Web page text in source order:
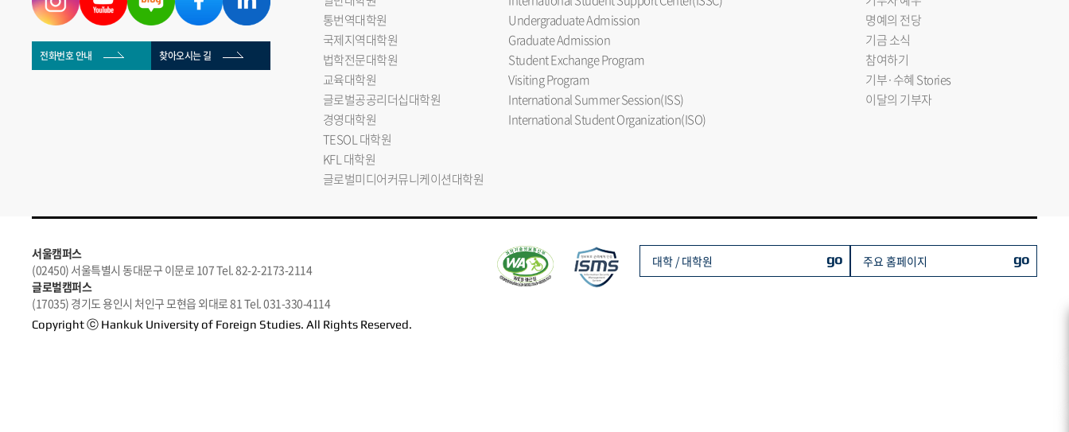
전화번호 안내 찾아오시는 길
통번역대학원
국제지역대학원
법학전문대학원
교육대학원
글로벌공공리더십대학원
경영대학원
TESOL 대학원
KFL 대학원
글로벌미디어커뮤니케이션대학원
Undergraduate Admission
Graduate Admission
Student Exchange Program
Visiting Program
International Summer Session(ISS)
International Student Organization(ISO)
명예의 전당
기금 소식
참여하기
기부·수혜 Stories
이달의 기부자
서울캠퍼스
(02450) 서울특별시 동대문구 이문로 107 Tel. 82-2-2173-2114
글로벌캠퍼스
(17035) 경기도 용인시 처인구 모현읍 외대로 81 Tel. 031-330-4114
Copyright ⓒ Hankuk University of Foreign Studies. All Rights Reserved.
대학 / 대학원 go 주요 홈페이지 go